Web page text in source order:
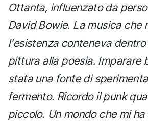
Ottanta, influenzato da
David Bowie. La musica che
l'esistenza conteneva
pittura alla poesia. Imparare
stata una fonte di
fermento. Ricordo il punk
piccolo. Un mondo che mi